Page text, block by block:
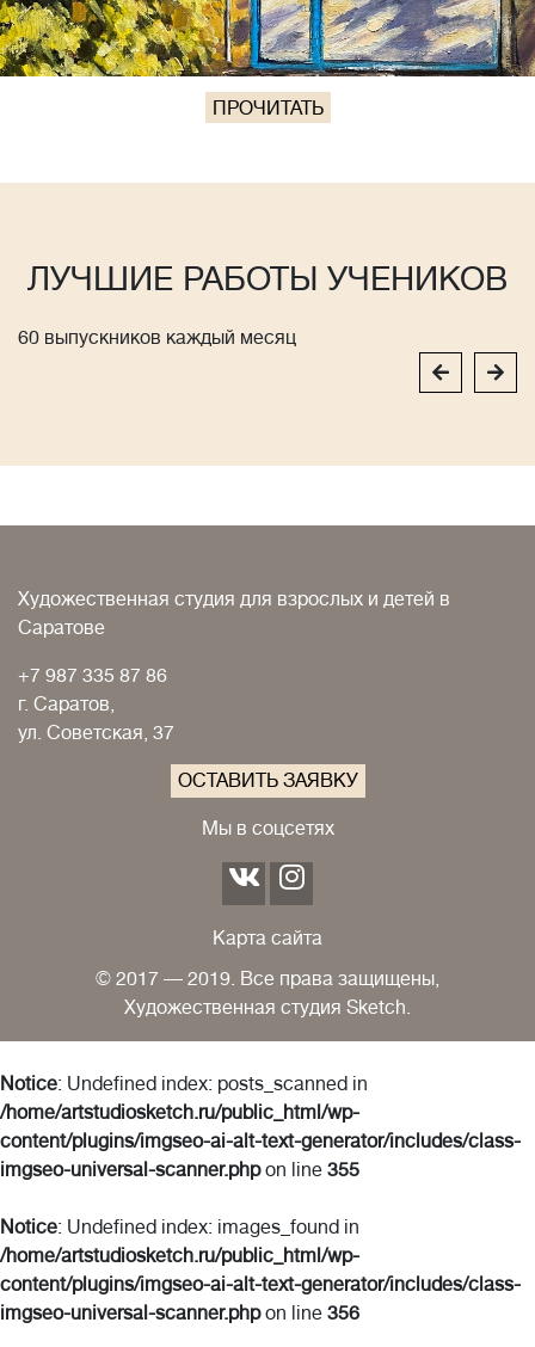
ПРОЧИТАТЬ
ЛУЧШИЕ РАБОТЫ УЧЕНИКОВ
60 выпускников каждый месяц
Художественная студия для взрослых и детей в
Саратове
+7 987 335 87 86
г. Саратов,
ул. Советская, 37
ОСТАВИТЬ ЗАЯВКУ
Мы в соцсетях
Карта сайта
© 2017 — 2019. Все права защищены,
Художественная студия Sketch.
Notice: Undefined index: posts_scanned in
/home/artstudiosketch.ru/public_html/wp-
content/plugins/imgseo-ai-alt-text-generator/includes/class-
imgseo-universal-scanner.phpon line 355
Notice: Undefined index: images_found in
/home/artstudiosketch.ru/public_html/wp-
content/plugins/imgseo-ai-alt-text-generator/includes/class-
imgseo-universal-scanner.phpon line 356